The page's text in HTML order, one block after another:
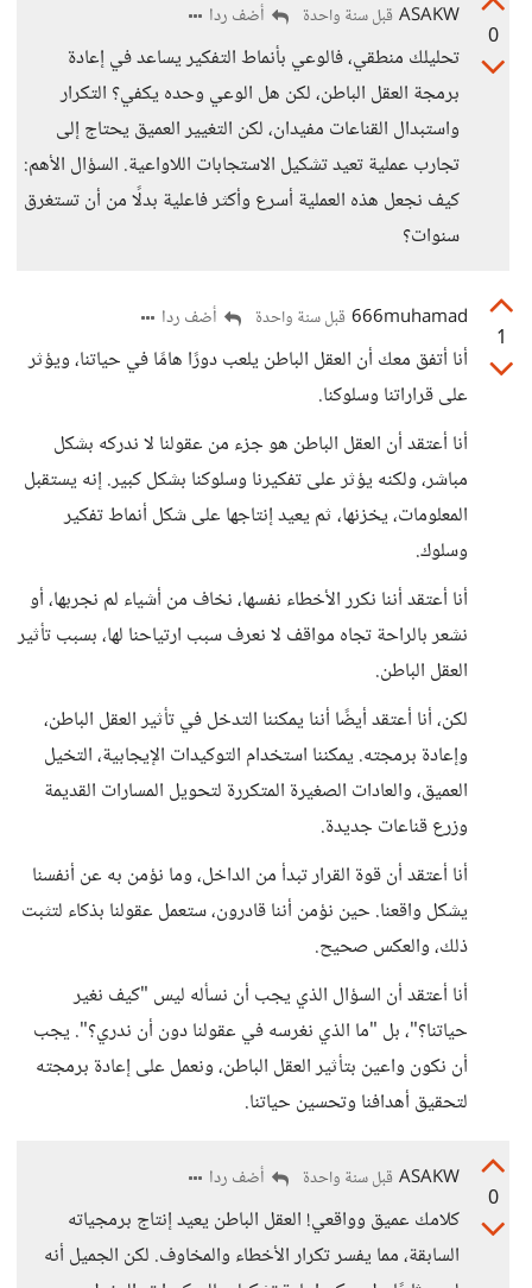
0
ASAKW قبل سنة واحدة أضف ردا
تحليلك منطقي، فالوعي بأنماط التفكير يساعد في إعادة
برمجة العقل الباطن، لكن هل الوعي وحده يكفي؟ التكرار
واستبدال القناعات مفيدان، لكن التغيير العميق يحتاج إلى
تجارب عملية تعيد تشكيل الاستجابات اللاواعية. السؤال الأهم:
كيف نجعل هذه العملية أسرع وأكثر فاعلية بدلًا من أن تستغرق
سنوات؟
1
666muhamad قبل سنة واحدة أضف ردا
أنا أتفق معك أن العقل الباطن يلعب دورًا هامًا في حياتنا، ويؤثر
على قراراتنا وسلوكنا.
أنا أعتقد أن العقل الباطن هو جزء من عقولنا لا ندركه بشكل
مباشر، ولكنه يؤثر على تفكيرنا وسلوكنا بشكل كبير. إنه يستقبل
المعلومات، يخزنها، ثم يعيد إنتاجها على شكل أنماط تفكير
وسلوك.
أنا أعتقد أننا نكرر الأخطاء نفسها، نخاف من أشياء لم نجربها، أو
نشعر بالراحة تجاه مواقف لا نعرف سبب ارتياحنا لها، بسبب تأثير
العقل الباطن.
لكن، أنا أعتقد أيضًا أننا يمكننا التدخل في تأثير العقل الباطن،
وإعادة برمجته. يمكننا استخدام التوكيدات الإيجابية، التخيل
العميق، والعادات الصغيرة المتكررة لتحويل المسارات القديمة
وزرع قناعات جديدة.
أنا أعتقد أن قوة القرار تبدأ من الداخل، وما نؤمن به عن أنفسنا
يشكل واقعنا. حين نؤمن أننا قادرون، ستعمل عقولنا بذكاء لتثبت
ذلك، والعكس صحيح.
أنا أعتقد أن السؤال الذي يجب أن نسأله ليس "كيف نغير
حياتنا؟"، بل "ما الذي نغرسه في عقولنا دون أن ندري؟". يجب
أن نكون واعين بتأثير العقل الباطن، ونعمل على إعادة برمجته
لتحقيق أهدافنا وتحسين حياتنا.
0
ASAKW قبل سنة واحدة أضف ردا
كلامك عميق وواقعي! العقل الباطن يعيد إنتاج برمجياته
السابقة، مما يفسر تكرار الأخطاء والمخاوف. لكن الجميل أنه